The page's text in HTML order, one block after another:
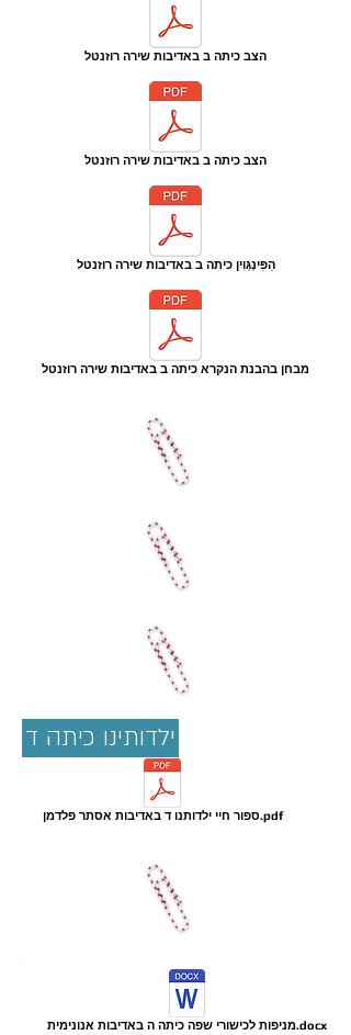
הצב כיתה ב באדיבות שירה רוזנטל
הצב כיתה ב באדיבות שירה רוזנטל
הַפִּינְגְּוִין כיתה ב באדיבות שירה רוזנטל
מבחן בהבנת הנקרא כיתה ב באדיבות שירה רוזנטל
ילדותינו כיתה ד
ספור חיי ילדותנו ד באדיבות אסתר פלדמן.pdf
מניפות לכישורי שפה כיתה ה באדיבות אנונימית.docx